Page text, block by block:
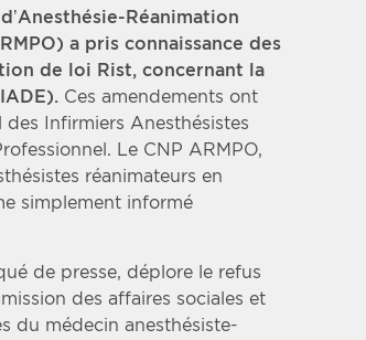
Période
Choisir une date de débutChoisir une date de
Réanimation
a pris connaissance des
de loi Rist, concernant la
Ces amendements ont
Infirmiers Anesthésistes
Le CNP ARMPO,
réanimateurs en
simplement informé
de presse, déplore le refus
des affaires sociales et
du médecin anesthésiste-